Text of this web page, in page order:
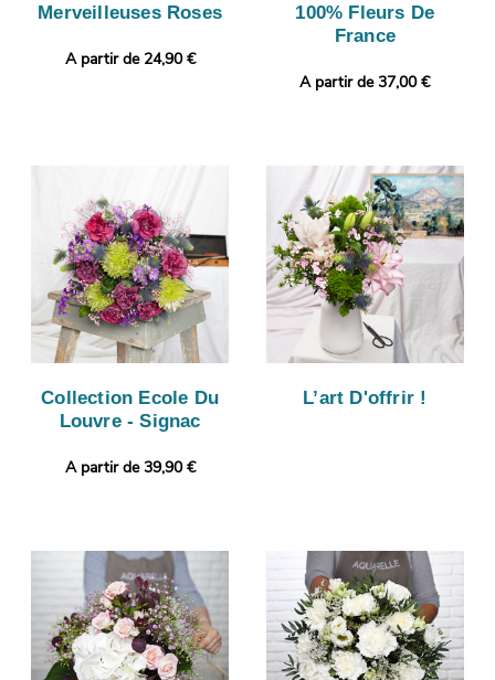
Merveilleuses Roses
A partir de 24,90 €
100% Fleurs De
France
A partir de 37,00 €
Collection Ecole Du
Louvre - Signac
A partir de 39,90 €
L’art D'offrir !